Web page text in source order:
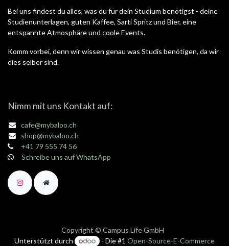
Bei uns findest du alles, was du für dein Studium benötigst - deine
Studienunterlagen, guten Kaffee, Sarti Spritz und Bier, eine
entspannte Atmosphäre und coole Events.
Komm vorbei, denn wir wissen genau was Studis benötigen, da wir
dies selber sind.
Nimm mit uns Kontakt auf:
cafe@mybaloo.ch
shop@mybaloo.ch
+41 79 555 74 56
Schreibe uns auf WhatsApp
Copyright © Campus Life GmbH
Unterstützt durch
- Die #1 Open-Source-E-Commerce